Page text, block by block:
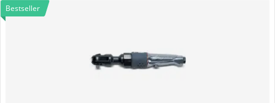
Bestseller